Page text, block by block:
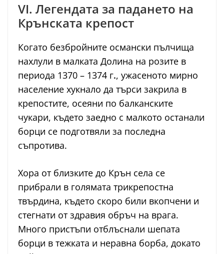
VI. Легендата за падането на
Крънската крепост
Когато безбройните османски пълчища
нахлули в малката Долина на розите в
периода 1370 – 1374 г., ужасеното мирно
население хукнало да търси закрила в
крепостите, осеяни по балканските
чукари, където заедно с малкото останали
борци се подготвяли за последна
съпротива.
Хора от близките до Крън села се
прибрали в голямата трикрепостна
твърдина, където скоро били вкопчени и
стегнати от здравия обръч на врага.
Много пристъпи отблъснали шепата
борци в тежката и неравна борба, докато